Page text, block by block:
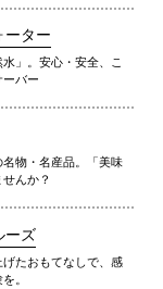
ーター
」。安心・安全、こ
ーバー
物・名産品。「美味
んか？
ーズ
たおもてなしで、感
。